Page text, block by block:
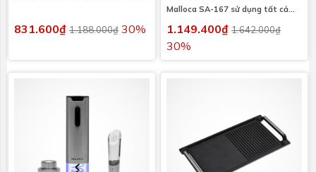
831.600₫ 1.188.000₫ 30%
Malloca SA-167 sử dụng tất cả
các loại bếp
1.149.400₫ 1.642.000₫
30%